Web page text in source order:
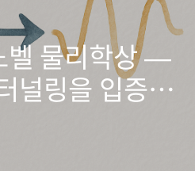
벨 물리학상 —
널링을 입증한